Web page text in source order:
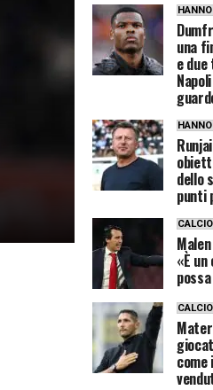
una
e
dello
punti
«È
come